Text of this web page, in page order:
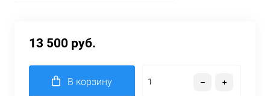
13 500 руб.
В корзину